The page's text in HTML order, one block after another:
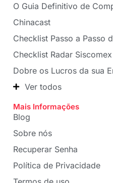
O Guia Definitivo de
Chinacast
Checklist Passo a Passo
Checklist Radar Siscomex
Dobre os Lucros da sua
Ver todos
Mais Informações
Blog
Sobre nós
Recuperar Senha
Política de Privacidade